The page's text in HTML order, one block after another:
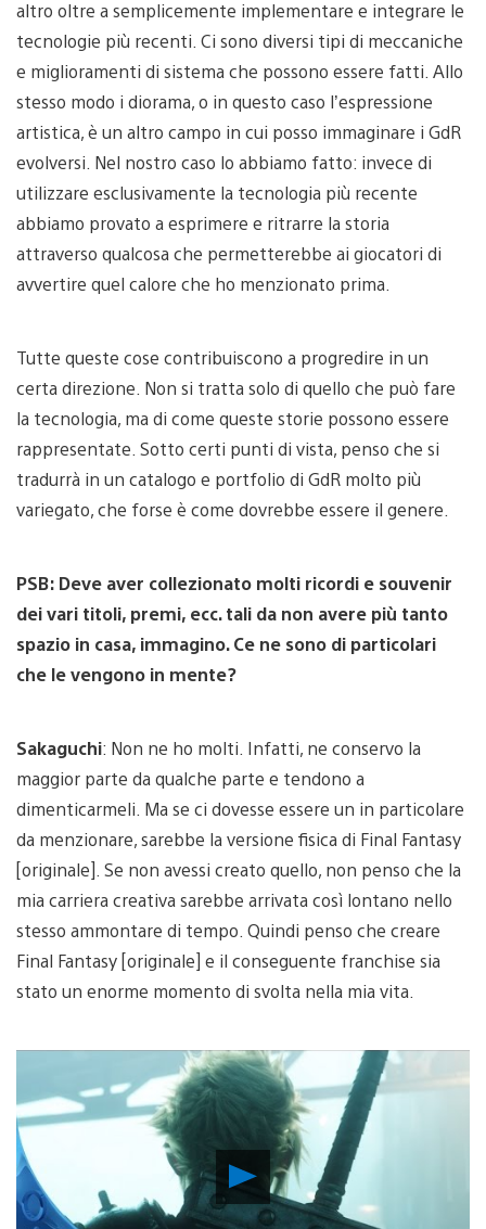
altro oltre a semplicemente implementare e integrare le
tecnologie più recenti. Ci sono diversi tipi di meccaniche
e miglioramenti di sistema che possono essere fatti. Allo
stesso modo i diorama, o in questo caso l’espressione
artistica, è un altro campo in cui posso immaginare i GdR
evolversi. Nel nostro caso lo abbiamo fatto: invece di
utilizzare esclusivamente la tecnologia più recente
abbiamo provato a esprimere e ritrarre la storia
attraverso qualcosa che permetterebbe ai giocatori di
avvertire quel calore che ho menzionato prima.
Tutte queste cose contribuiscono a progredire in un
certa direzione. Non si tratta solo di quello che può fare
la tecnologia, ma di come queste storie possono essere
rappresentate. Sotto certi punti di vista, penso che si
tradurrà in un catalogo e portfolio di GdR molto più
variegato, che forse è come dovrebbe essere il genere.
PSB: Deve aver collezionato molti ricordi e souvenir
dei vari titoli, premi, ecc. tali da non avere più tanto
spazio in casa, immagino. Ce ne sono di particolari
che le vengono in mente?
Sakaguchi: Non ne ho molti. Infatti, ne conservo la
maggior parte da qualche parte e tendono a
dimenticarmeli. Ma se ci dovesse essere un in particolare
da menzionare, sarebbe la versione fisica di Final Fantasy
[originale]. Se non avessi creato quello, non penso che la
mia carriera creativa sarebbe arrivata così lontano nello
stesso ammontare di tempo. Quindi penso che creare
Final Fantasy [originale] e il conseguente franchise sia
stato un enorme momento di svolta nella mia vita.
Riproduci
video